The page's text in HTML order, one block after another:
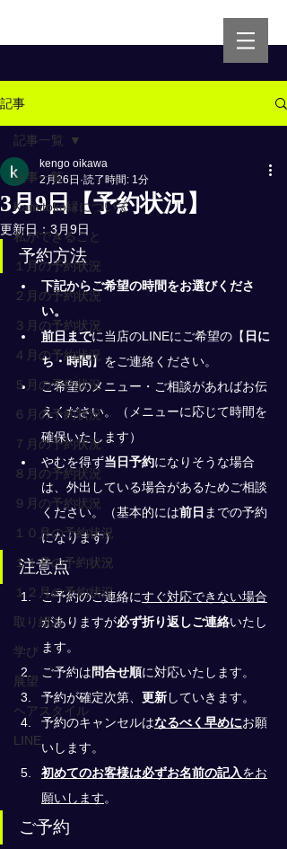
記事
記事一覧
Kamitoko縁について
私ができること
１月の予約状況
２月の予約状況
３月の予約状況
４月の予約状況
５月の予約状況
６月の予約状況
７月の予約状況
８月の予約状況
９月の予約状況
１０月の予約状況
１１月の予約状況
１２月の予約状況
取り組み
学び
展望
ヘアスタイル
LINE
記事一覧
3月9日【予約状況】
kengo oikawa
2月26日 読了時間: 1分
更新日：3月9日
予約方法
下記からご希望の時間をお選びくださ
い。
前日までに当店のLINEにご希望の 【 日に
ち・時間】 をご連絡ください。
ご希望のメニュー・ご相談があればお伝
えください。（メニューに応じて時間を
確保いたします）
やむを得ず当日予約になりそうな場合
は、外出している場合があるためご相談
ください。（基本的には前日 までの予約
になります）
注意点
ご予約のご連絡にすぐ対応できない場合
がありますが必ず折り返しご連絡いたし
ます。
ご予約は問合せ順に対応いたします。
予約が確定次第、 更新していきます。
予約のキャンセルはなるべく早めにお願
いします。
初めてのお客様は必ずお名前の記入をお
願いします。
ご予約